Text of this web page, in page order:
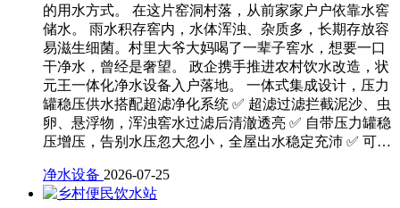
的用水方式。 在这片窑洞村落，从前家家户户依靠水窖
储水。 雨水积存窖内，水体浑浊、杂质多，长期存放容
易滋生细菌。村里大爷大妈喝了一辈子窖水，想要一口
干净水，曾经是奢望。 政企携手推进农村饮水改造，状
元王一体化净水设备入户落地。 一体式集成设计，压力
罐稳压供水搭配超滤净化系统 ✅ 超滤过滤拦截泥沙、虫
卵、悬浮物，浑浊窖水过滤后清澈透亮 ✅ 自带压力罐稳
压增压，告别水压忽大忽小，全屋出水稳定充沛 ✅ 可…
净水设备 2026-07-25